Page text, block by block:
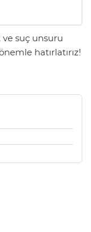
suç unsuru
hatırlatırız!